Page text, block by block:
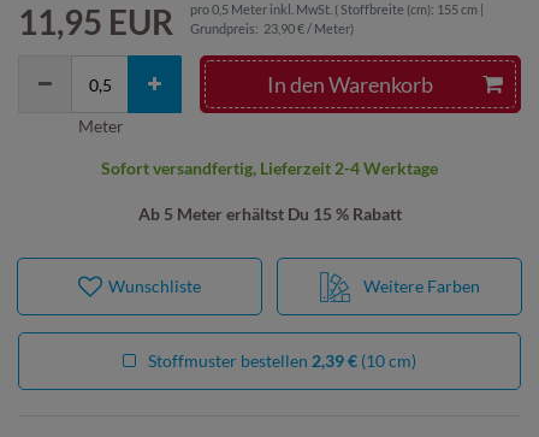
11,95 EUR pro0,5 Meter inkl. MwSt. ( Stoffbreite (cm): 155 cm |
Grundpreis: 23,90 € / Meter)
Ab 5 Meter erhältst Du 15 % Rabatt
In den Warenkorb
Meter
Sofort versandfertig, Lieferzeit 2-4 Werktage
Weitere Farben
Wunschliste
Stoffmuster bestellen 2,39 € (10 cm)